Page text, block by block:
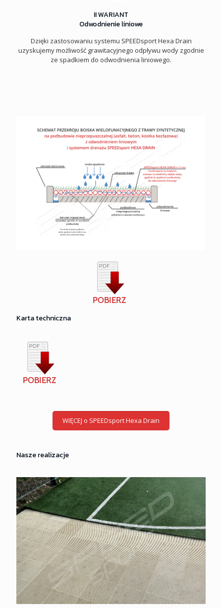
II WARIANT
Odwodnienie liniowe
Dzięki zastosowaniu systemu SPEEDsport Hexa Drain
uzyskujemy możliwość grawitacyjnego odpływu wody zgodnie
ze spadkiem do odwodnienia liniowego.
Karta techniczna
WIĘCEJ o SPEEDsport Hexa Drain
Nasze realizacje